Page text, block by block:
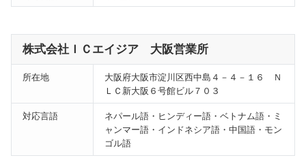
株式会社ＩＣエイジア 大阪営業所
所在地
大阪府大阪市淀川区西中島４－４－１６ Ｎ
ＬＣ新大阪６号館ビル７０３
対応言語
ネパール語・ヒンディー語・ベトナム語・ミ
ャンマー語・インドネシア語・中国語・モン
ゴル語